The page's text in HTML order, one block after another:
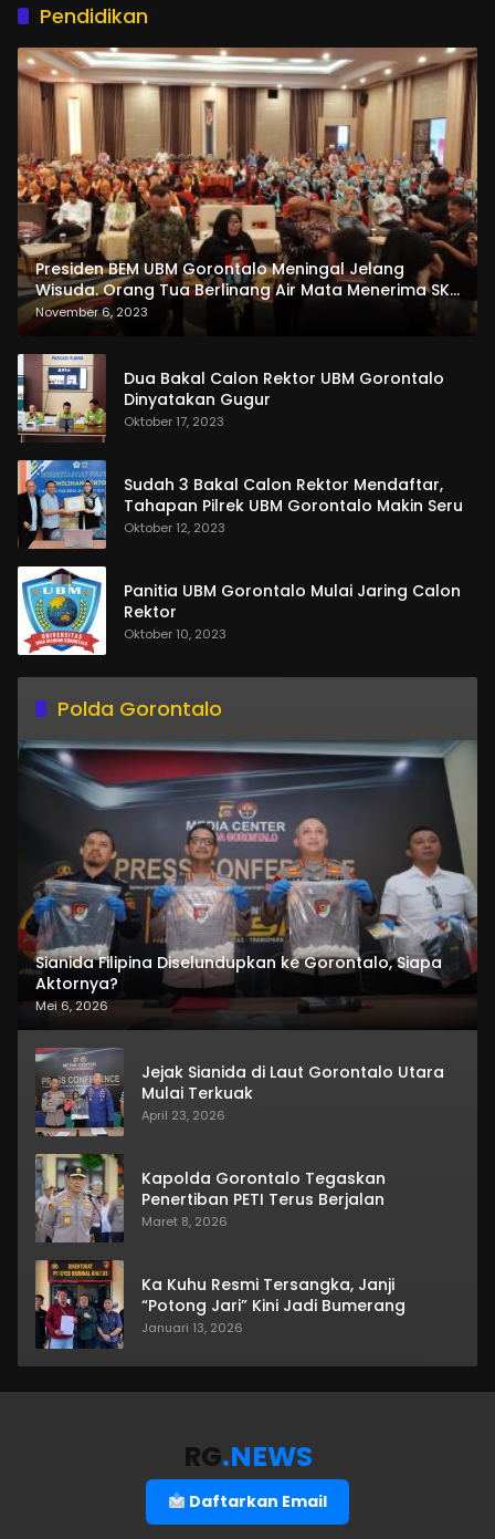
Pendidikan
Presiden BEM UBM Gorontalo Meningal Jelang
Wisuda. Orang Tua Berlinang Air Mata Menerima SKL
dan Pemasangan Salempang
November 6, 2023
Dua Bakal Calon Rektor UBM Gorontalo
Dinyatakan Gugur
Oktober 17, 2023
Sudah 3 Bakal Calon Rektor Mendaftar,
Tahapan Pilrek UBM Gorontalo Makin Seru
Oktober 12, 2023
Panitia UBM Gorontalo Mulai Jaring Calon
Rektor
Oktober 10, 2023
Polda Gorontalo
Sianida Filipina Diselundupkan ke Gorontalo, Siapa
Aktornya?
Mei 6, 2026
Jejak Sianida di Laut Gorontalo Utara
Mulai Terkuak
April 23, 2026
Kapolda Gorontalo Tegaskan
Penertiban PETI Terus Berjalan
Maret 8, 2026
Ka Kuhu Resmi Tersangka, Janji
“Potong Jari” Kini Jadi Bumerang
Januari 13, 2026
RG.NEWS
Daftarkan Email